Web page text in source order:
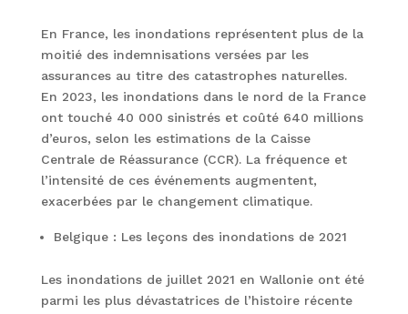
En France, les inondations représentent plus de la
moitié des indemnisations versées par les
assurances au titre des catastrophes naturelles.
En 2023, les inondations dans le nord de la France
ont touché 40 000 sinistrés et coûté 640 millions
d’euros, selon les estimations de la Caisse
Centrale de Réassurance (CCR). La fréquence et
l’intensité de ces événements augmentent,
exacerbées par le changement climatique.
Belgique : Les leçons des inondations de 2021
Les inondations de juillet 2021 en Wallonie ont été
parmi les plus dévastatrices de l’histoire récente